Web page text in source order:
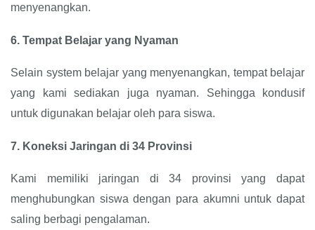
menyenangkan.
6. Tempat Belajar yang Nyaman
Selain system belajar yang menyenangkan, tempat belajar
yang kami sediakan juga nyaman. Sehingga kondusif
untuk digunakan belajar oleh para siswa.
7. Koneksi Jaringan di 34 Provinsi
Kami memiliki jaringan di 34 provinsi yang dapat
menghubungkan siswa dengan para akumni untuk dapat
saling berbagi pengalaman.